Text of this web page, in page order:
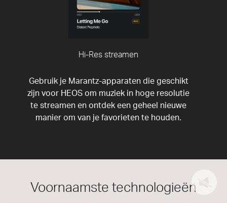
Hi-Res streamen
Gebruik je Marantz-apparaten die geschikt
zijn voor HEOS om muziek in hoge resolutie
te streamen en ontdek een geheel nieuwe
manier om van je favorieten te houden.
Voornaamste technologieën